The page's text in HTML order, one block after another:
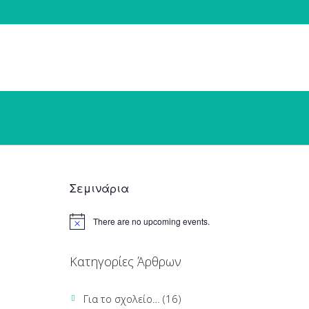
Σεμινάρια
There are no upcoming events.
Κατηγορίες Άρθρων
Για το σχολείο… (16)